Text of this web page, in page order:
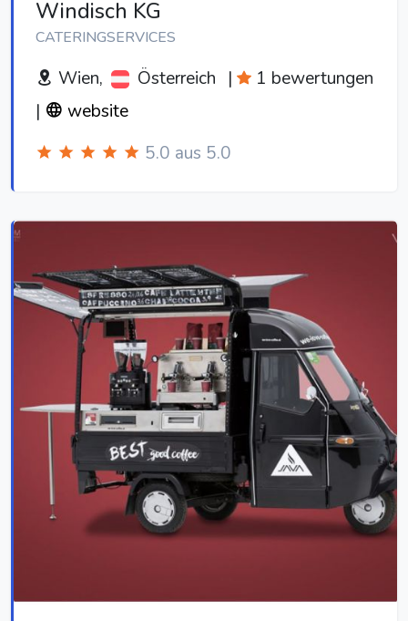
Windisch KG
CATERINGSERVICES
Wien, Österreich |
1 bewertungen
|
website
5.0 aus 5.0